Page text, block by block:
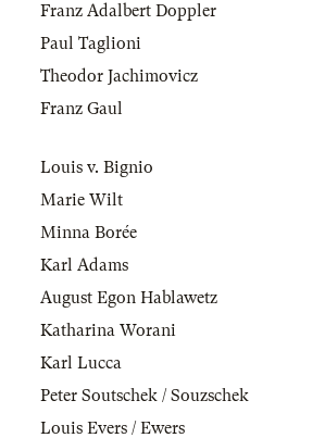
Franz Adalbert Doppler
Paul Taglioni
Theodor Jachimovicz
Franz Gaul
Louis v. Bignio
Marie Wilt
Minna Borée
Karl Adams
August Egon Hablawetz
Katharina Worani
Karl Lucca
Peter Soutschek / Souzschek
Louis Evers / Ewers